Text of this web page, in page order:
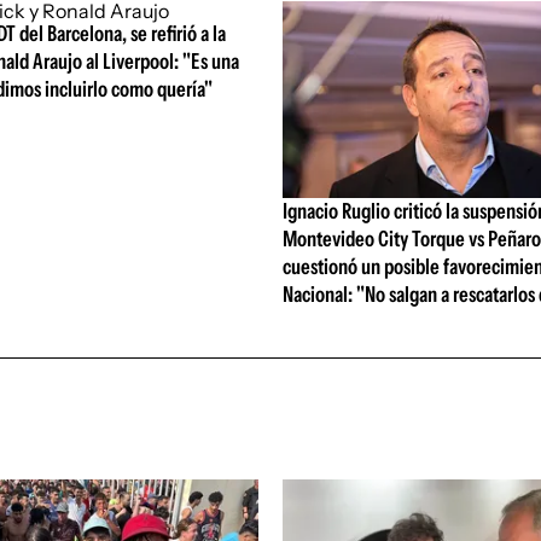
del Barcelona, se refirió a la
Araujo al Liverpool: "Es una
incluirlo como quería"
Ignacio Ruglio criticó la
Montevideo City Torque vs
cuestionó un posible
Nacional: "No salgan a